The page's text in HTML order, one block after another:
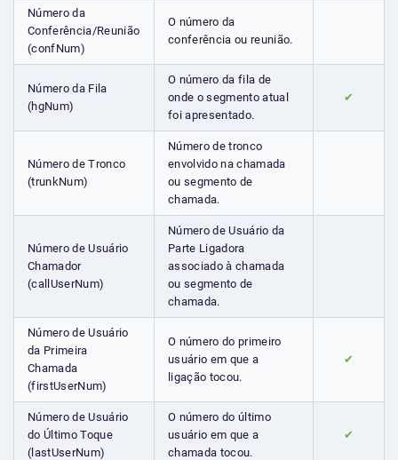
Número da
Conferência/Reunião
(confNum)
O número da
conferência ou reunião.
Número da Fila
(hgNum)
O número da fila de
onde o segmento atual
foi apresentado.
✔
Número de Tronco
(trunkNum)
Número de tronco
envolvido na chamada
ou segmento de
chamada.
Número de Usuário
Chamador
(callUserNum)
Número de Usuário da
Parte Ligadora
associado à chamada
ou segmento de
chamada.
Número de Usuário
da Primeira
Chamada
(firstUserNum)
O número do primeiro
usuário em que a
ligação tocou.
✔
Número de Usuário
do Último Toque
(lastUserNum)
O número do último
usuário em que a
chamada tocou.
✔